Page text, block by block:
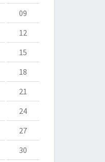
09
12
15
18
21
24
27
30